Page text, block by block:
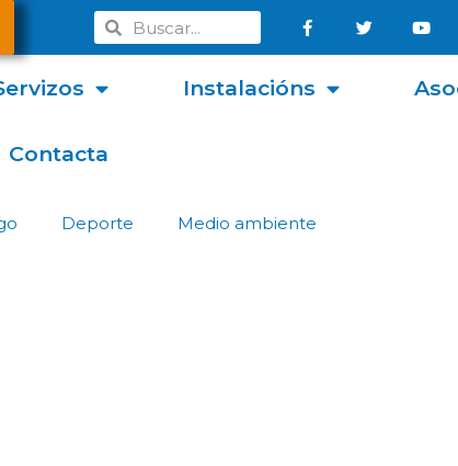
Instalacións
Contacta
Deporte Medio ambiente